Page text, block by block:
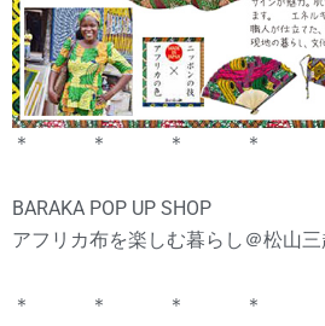
＊ ＊ ＊ ＊
BARAKA POP UP SHOP
アフリカ布を楽しむ暮らし＠松山三
＊ ＊ ＊ ＊